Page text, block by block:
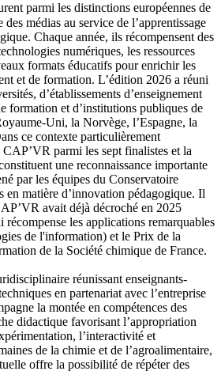
parmi les distinctions européennes de
médias au service de l’apprentissage
Chaque année, ils récompensent des
numériques, les ressources
formats éducatifs pour enrichir les
et de formation. L’édition 2026 a réuni
d’établissements d’enseignement
formation et d’institutions publiques de
Uni, la Norvège, l’Espagne, la
ce contexte particulièrement
parmi les sept finalistes et la
une reconnaissance importante
par les équipes du Conservatoire
en matière d’innovation pédagogique. Il
avait déjà décroché en 2025
les applications remarquables
de l'information) et le Prix de la
de la Société chimique de France.
réunissant enseignants-
en partenariat avec l’entreprise
la montée en compétences des
didactique favorisant l’appropriation
l’interactivité et
de la chimie et de l’agroalimentaire,
offre la possibilité de répéter des